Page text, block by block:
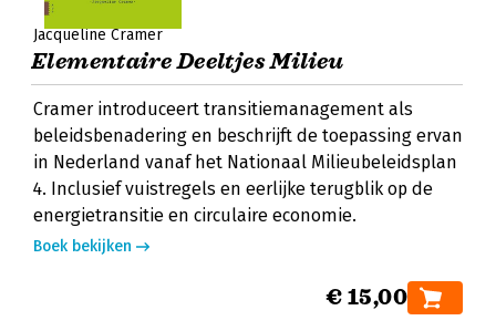
Jacqueline Cramer
Elementaire Deeltjes Milieu
Cramer introduceert transitiemanagement als
beleidsbenadering en beschrijft de toepassing ervan
in Nederland vanaf het Nationaal Milieubeleidsplan
4. Inclusief vuistregels en eerlijke terugblik op de
energietransitie en circulaire economie.
Boek bekijken
€ 15,00